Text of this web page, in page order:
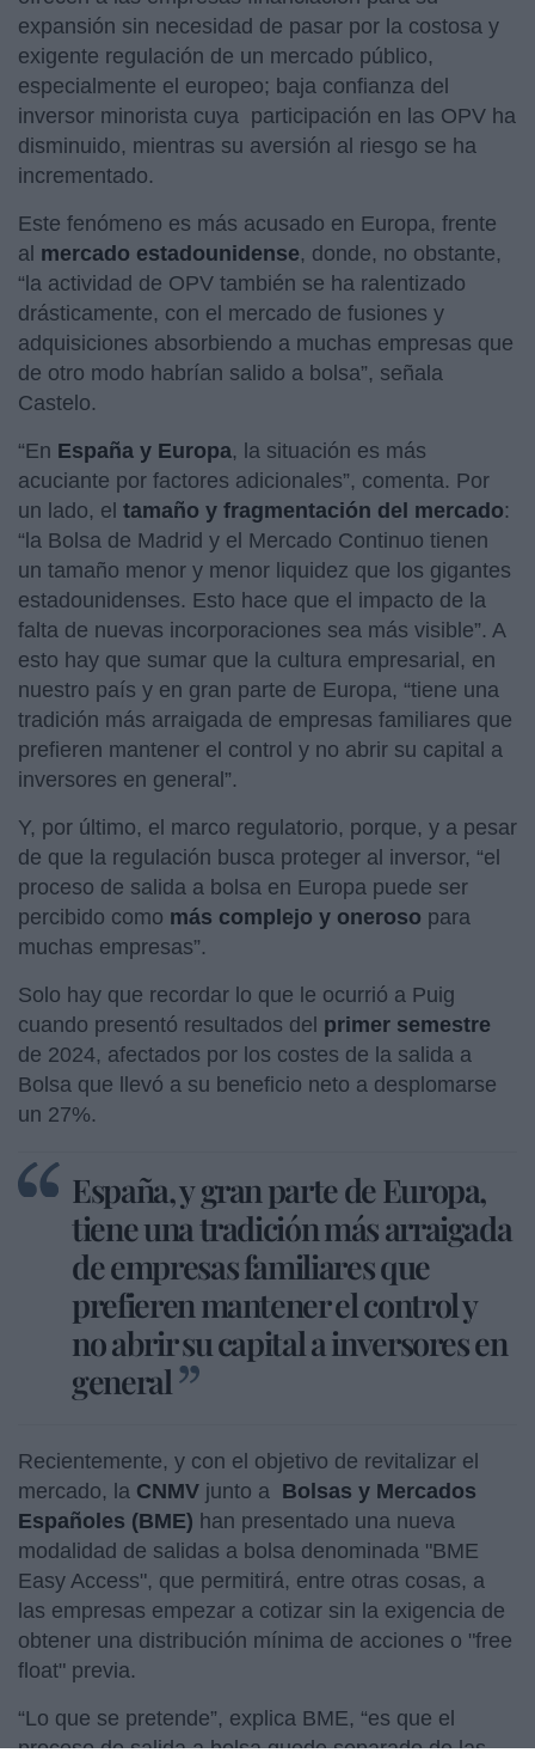
expansión sin necesidad de pasar por la costosa y
exigente regulación de un mercado público,
especialmente el europeo; baja confianza del
inversor minorista cuya participación en las OPV ha
disminuido, mientras su aversión al riesgo se ha
incrementado.
Este fenómeno es más acusado en Europa, frente
al mercado estadounidense, donde, no obstante,
“la actividad de OPV también se ha ralentizado
drásticamente, con el mercado de fusiones y
adquisiciones absorbiendo a muchas empresas que
de otro modo habrían salido a bolsa”, señala
Castelo.
“En España y Europa, la situación es más
acuciante por factores adicionales”, comenta. Por
un lado, el tamaño y fragmentación del mercado:
“la Bolsa de Madrid y el Mercado Continuo tienen
un tamaño menor y menor liquidez que los gigantes
estadounidenses. Esto hace que el impacto de la
falta de nuevas incorporaciones sea más visible”. A
esto hay que sumar que la cultura empresarial, en
nuestro país y en gran parte de Europa, “tiene una
tradición más arraigada de empresas familiares que
prefieren mantener el control y no abrir su capital a
inversores en general”.
Y, por último, el marco regulatorio, porque, y a pesar
de que la regulación busca proteger al inversor, “el
proceso de salida a bolsa en Europa puede ser
percibido como más complejo y oneroso para
muchas empresas”.
Solo hay que recordar lo que le ocurrió a Puig
cuando presentó resultados del primer semestre
de 2024, afectados por los costes de la salida a
Bolsa que llevó a su beneficio neto a desplomarse
un 27%.
España, y gran parte de Europa,
tiene una tradición más arraigada
de empresas familiares que
prefieren mantener el control y
no abrir su capital a inversores en
general
Recientemente, y con el objetivo de revitalizar el
mercado, la CNMV junto a Bolsas y Mercados
Españoles (BME) han presentado una nueva
modalidad de salidas a bolsa denominada "BME
Easy Access", que permitirá, entre otras cosas, a
las empresas empezar a cotizar sin la exigencia de
obtener una distribución mínima de acciones o "free
float" previa.
“Lo que se pretende”, explica BME, “es que el
proceso de salida a bolsa quede separado de las